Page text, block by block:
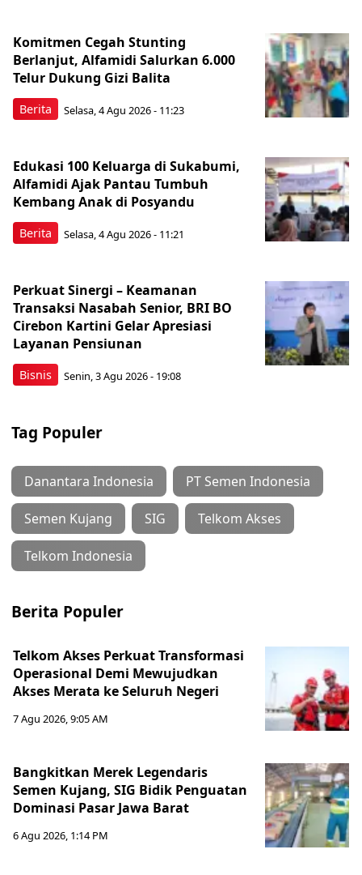
Berita
Komitmen Cegah Stunting
Berlanjut, Alfamidi Salurkan 6.000
Telur Dukung Gizi Balita
Selasa, 4 Agu 2026 - 11:23
Berita
Edukasi 100 Keluarga di Sukabumi,
Alfamidi Ajak Pantau Tumbuh
Kembang Anak di Posyandu
Selasa, 4 Agu 2026 - 11:21
Bisnis
Perkuat Sinergi – Keamanan
Transaksi Nasabah Senior, BRI BO
Cirebon Kartini Gelar Apresiasi
Layanan Pensiunan
Senin, 3 Agu 2026 - 19:08
Tag Populer
Danantara Indonesia PT Semen Indonesia
Semen Kujang SIG Telkom Akses
Telkom Indonesia
Berita Populer
Telkom Akses Perkuat Transformasi
Operasional Demi Mewujudkan
Akses Merata ke Seluruh Negeri
7 Agu 2026, 9:05 AM
Bangkitkan Merek Legendaris
Semen Kujang, SIG Bidik Penguatan
Dominasi Pasar Jawa Barat
6 Agu 2026, 1:14 PM